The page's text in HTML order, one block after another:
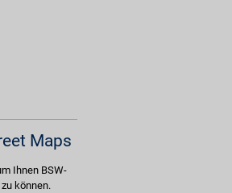
Maps
Ihnen BSW-
können.